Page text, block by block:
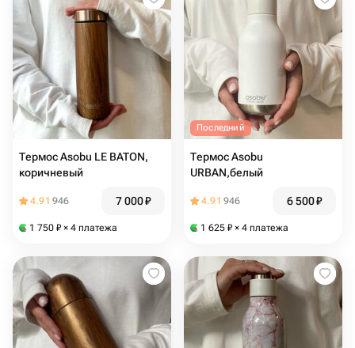
Термос Asobu LE BATON,
коричневый
4.91 946 7 000₽
1 750 ₽ × 4 платежа
Последний
Термос Asobu
URBAN,белый
4.91 946 6 500₽
1 625 ₽ × 4 платежа